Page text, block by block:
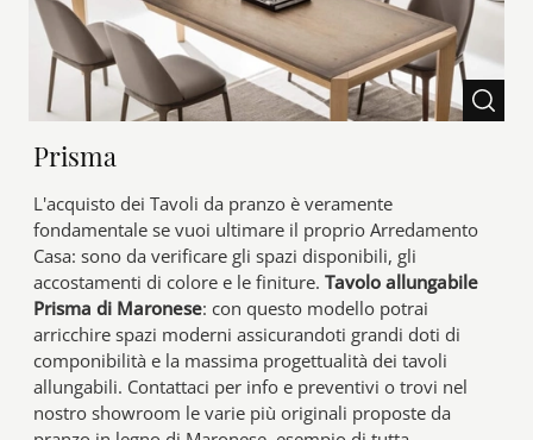
Prisma
L'acquisto dei Tavoli da pranzo è veramente
fondamentale se vuoi ultimare il proprio Arredamento
Casa: sono da verificare gli spazi disponibili, gli
accostamenti di colore e le finiture. Tavolo allungabile
Prisma di Maronese: con questo modello potrai
arricchire spazi moderni assicurandoti grandi doti di
componibilità e la massima progettualità dei tavoli
allungabili. Contattaci per info e preventivi o trovi nel
nostro showroom le varie più originali proposte da